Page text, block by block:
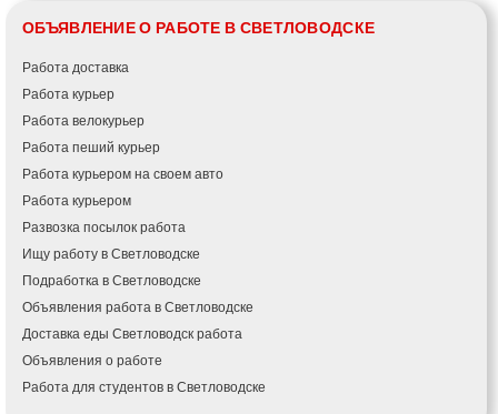
ОБЪЯВЛЕНИЕ О РАБОТЕ В СВЕТЛОВОДСКЕ
Работа доставка
Работа курьер
Работа велокурьер
Работа пеший курьер
Работа курьером на своем авто
Работа курьером
Развозка посылок работа
Ищу работу в Светловодске
Подработка в Светловодске
Объявления работа в Светловодске
Доставка еды Светловодск работа
Объявления о работе
Работа для студентов в Светловодске
Фонтанка
Гадяч
Гатное
Глеваха
Горишние Плавни
Гостомель
Харьков
Херсон
Хмельницкий
Хмельник
Ирпень
Ивано-Франковск
Измаил
Кагарлык
Калуш
Каменец-Подольский